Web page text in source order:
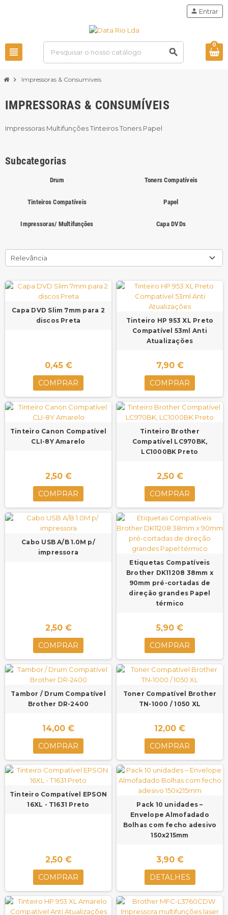
view_headline search
person Entrar
0
chevron_right Impressoras & Consumíveis
IMPRESSORAS & CONSUMÍVEIS
Impressoras Multifunções Tinteiros Toners Papel
Subcategorias
Drum Toners Compatíveis
Tinteiros Compatíveis Papel
Impressoras/ Multifunções Capa DVDs
Relevância
Capa DVD Slim 7mm para 2
discos Preta
0,45 €
COMPRAR
Tinteiro HP 953 XL Preto
Compatível 53ml Anti
Atualizações
7,90 €
COMPRAR
Tinteiro Canon Compatível
CLI-8Y Amarelo
2,50 €
COMPRAR
Tinteiro Brother
Compatível LC970BK,
LC1000BK Preto
2,50 €
COMPRAR
Cabo USB A/B 1.0M p/
impressora
2,50 €
COMPRAR
Etiquetas Compatíveis
Brother DK11208 38mm x
90mm pré-cortadas de
direção grandes Papel
térmico
5,90 €
COMPRAR
Tambor / Drum Compatível
Brother DR-2400
14,00 €
COMPRAR
Toner Compatível Brother
TN-1000 / 1050 XL
12,00 €
COMPRAR
Tinteiro Compatível EPSON
16XL - T1631 Preto
2,50 €
COMPRAR
Pack 10 unidades –
Envelope Almofadado
Bolhas com fecho adesivo
150x215mm
3,90 €
DETALHES